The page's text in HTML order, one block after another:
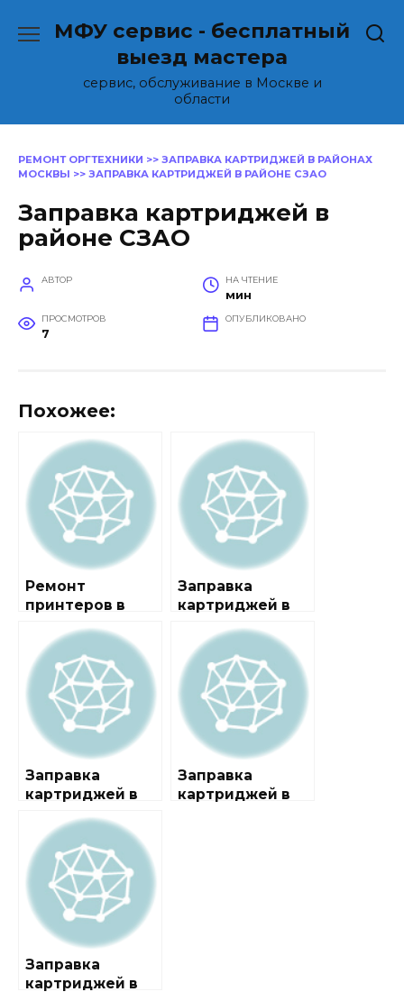
МФУ сервис - бесплатный
выезд мастера
сервис, обслуживание в Москве и
области
РЕМОНТ ОРГТЕХНИКИ >> ЗАПРАВКА КАРТРИДЖЕЙ В РАЙОНАХ
МОСКВЫ >> ЗАПРАВКА КАРТРИДЖЕЙ В РАЙОНЕ СЗАО
Заправка картриджей в
районе СЗАО
АВТОР НА ЧТЕНИЕ
мин
ПРОСМОТРОВ
7
ОПУБЛИКОВАНО
Похожее:
Ремонт
принтеров в
Заправка
картриджей в
Головинский
Заправка
картриджей в
Ломоносовский
Заправка
картриджей в
Заправка
картриджей в